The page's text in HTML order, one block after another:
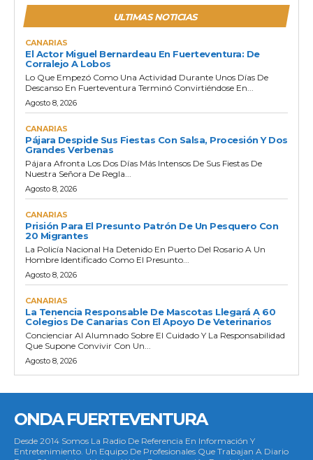
ULTIMAS NOTICIAS
CANARIAS
El Actor Miguel Bernardeau En Fuerteventura: De
Corralejo A Lobos
Lo Que Empezó Como Una Actividad Durante Unos Días De
Descanso En Fuerteventura Terminó Convirtiéndose En...
Agosto 8, 2026
CANARIAS
Pájara Despide Sus Fiestas Con Salsa, Procesión Y Dos
Grandes Verbenas
Pájara Afronta Los Dos Días Más Intensos De Sus Fiestas De
Nuestra Señora De Regla...
Agosto 8, 2026
CANARIAS
Prisión Para El Presunto Patrón De Un Pesquero Con
20 Migrantes
La Policía Nacional Ha Detenido En Puerto Del Rosario A Un
Hombre Identificado Como El Presunto...
Agosto 8, 2026
CANARIAS
La Tenencia Responsable De Mascotas Llegará A 60
Colegios De Canarias Con El Apoyo De Veterinarios
Concienciar Al Alumnado Sobre El Cuidado Y La Responsabilidad
Que Supone Convivir Con Un...
Agosto 8, 2026
ONDA FUERTEVENTURA
Desde 2014 Somos La Radio De Referencia En Información Y
Entretenimiento. Un Equipo De Profesionales Que Trabajan A Diario